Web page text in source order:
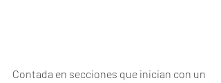
Contada en secciones que inician con un